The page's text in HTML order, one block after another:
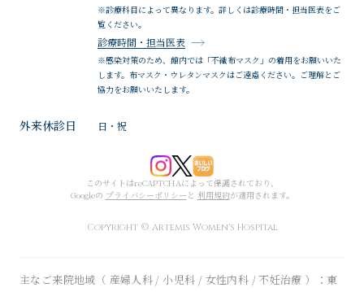
※診療科目によって異なります。詳しくは診療時間・担当医表をご
覧ください。
診療時間・担当医表
※感染対策のため、館内では「不織布マスク」の着用をお願いいた
します。布マスク・ウレタンマスクはご遠慮ください。ご理解とご
協力をお願いいたします。
外来休診日 日・祝
このサイトはreCAPTCHAによって保護されており、
Googleの プライバシーポリシー と 利用規約が適用されます。
Copyright © Artemis Women's Hospital
主なご来院地域（ 産婦人科 / 小児科 / 女性内科 / 不妊治療 ）：東